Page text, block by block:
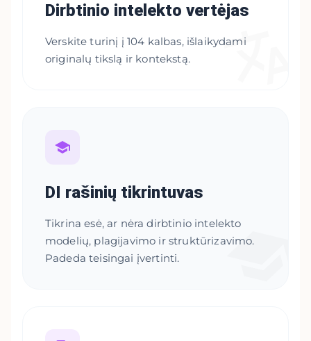
Dirbtinio intelekto vertėjas
Verskite turinį į 104 kalbas, išlaikydami
originalų tikslą ir kontekstą.
DI rašinių tikrintuvas
Tikrina esė, ar nėra dirbtinio intelekto
modelių, plagijavimo ir struktūrizavimo.
Padeda teisingai įvertinti.